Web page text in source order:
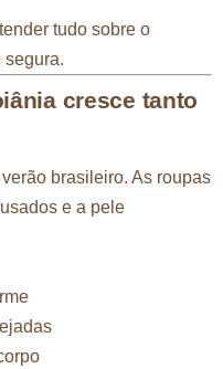
tudo sobre o
segura.
cresce tanto
brasileiro. As roupas
e a pele